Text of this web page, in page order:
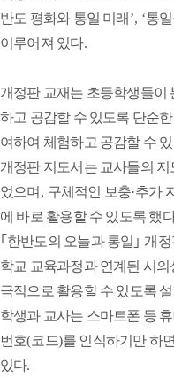
기타
사설
기타
평화통일
뉴스
전체기사
민주
통일자
의
취업·창업 전체기사 취업
반도 평화와 통일 미래 ’, ‘통
이루어져 있다.
개정판 교재는 초등학생들이
하고 공감할 수 있도록 단순
여하여 체험하고 공감할 수
개정판 지도서는 교사들의
었으며 , 구체적인 보충·추가
에 바로 활용할 수 있도록 했
｢ 한반도의 오늘과 통일 ｣ 개
학교 교육과정과 연계된 시
극적으로 활용할 수 있도록
학생과 교사는 스마트폰 등
번호(코드)를 인식하기만 하
있다.